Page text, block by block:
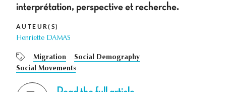
interprétation, perspective et recherche.
AUTEUR(S)
Henriette DAMAS
Migration
Social Demography
Social Movements